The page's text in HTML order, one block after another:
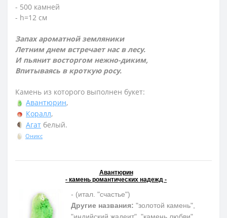
- 500 камней
- h=12 см
Запах ароматной земляники
Летним днем встречает нас в лесу.
И пьянит восторгом нежно-диким,
Впитываясь в кроткую росу.
Камень из которого выполнен букет:
Авантюрин,
Коралл,
Агат белый.
Оникс
Авантюрин
- камень романтических надежд -
- (итал. "счастье")
Другие названия: "золотой камень",